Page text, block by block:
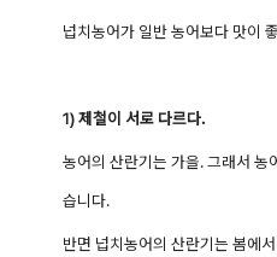
넙치농어가 일반 농어보다 맛이
1) 제철이 서로 다르다.
농어의 산란기는 가을. 그래서 농
습니다.
반면 넙치농어의 산란기는 봄에